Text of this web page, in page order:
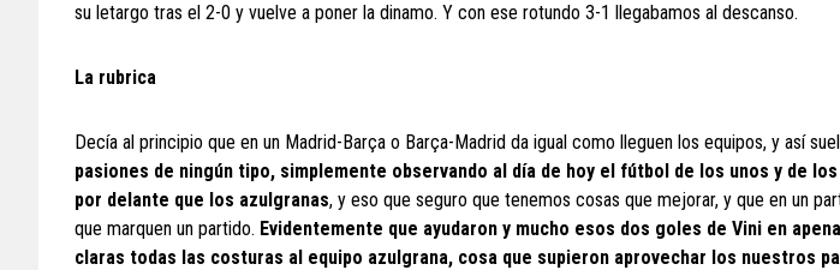
su letargo tras el 2-0 y vuelve a poner la dinamo. Y con ese rotundo 3-1 llegabamos al descanso.
La rubrica
Decía al principio que en un Madrid-Barça o Barça-Madrid da igual como lleguen los equipos, y así
pasiones de ningún tipo, simplemente observando al día de hoy el fútbol de los unos y de
por delante que los azulgranas, y eso que seguro que tenemos cosas que mejorar, y que en un
que marquen un partido. Evidentemente que ayudaron y mucho esos dos goles de Vini en
claras todas las costuras al equipo azulgrana, cosa que supieron aprovechar los nuestros